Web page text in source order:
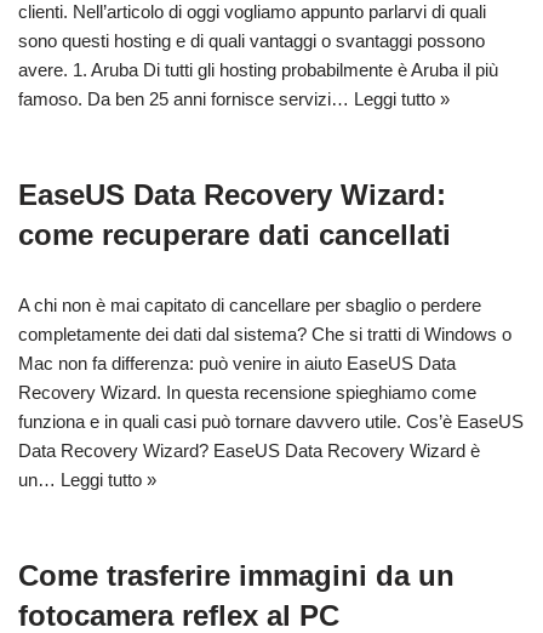
clienti. Nell’articolo di oggi vogliamo appunto parlarvi di quali
sono questi hosting e di quali vantaggi o svantaggi possono
avere. 1. Aruba Di tutti gli hosting probabilmente è Aruba il più
famoso. Da ben 25 anni fornisce servizi… Leggi tutto »
EaseUS Data Recovery Wizard:
come recuperare dati cancellati
A chi non è mai capitato di cancellare per sbaglio o perdere
completamente dei dati dal sistema? Che si tratti di Windows o
Mac non fa differenza: può venire in aiuto EaseUS Data
Recovery Wizard. In questa recensione spieghiamo come
funziona e in quali casi può tornare davvero utile. Cos’è EaseUS
Data Recovery Wizard? EaseUS Data Recovery Wizard è
un… Leggi tutto »
Come trasferire immagini da un
fotocamera reflex al PC